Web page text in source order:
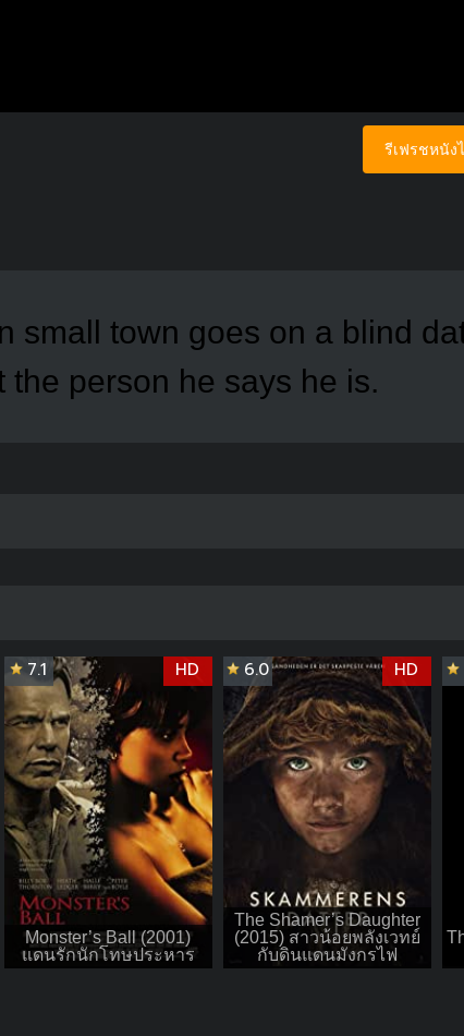
รีเฟรชหนัง
small town goes on a blind
the person he says he is.
Monster’s Ball (2001)
แดนรักนักโทษประหาร
7.1 HD
The Shamer’s Daughter
(2015) สาวน้อยพลังเวทย์
กับดินแดนมังกรไฟ
6.0 HD